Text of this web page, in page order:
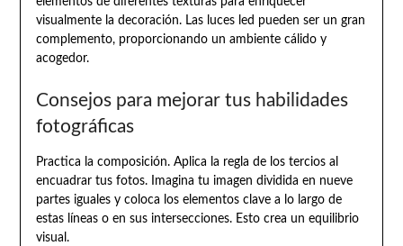
visualmente la decoración. Las luces led pueden ser un gran
complemento, proporcionando un ambiente cálido y
acogedor.
Consejos para mejorar tus habilidades
fotográficas
Practica la composición. Aplica la regla de los tercios al
encuadrar tus fotos. Imagina tu imagen dividida en nueve
partes iguales y coloca los elementos clave a lo largo de
estas líneas o en sus intersecciones. Esto crea un equilibrio
visual.